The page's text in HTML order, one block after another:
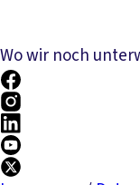
Wo wir noch